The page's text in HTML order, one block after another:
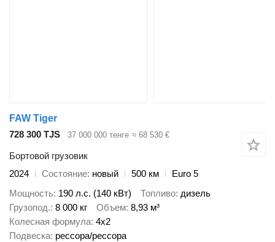
FAW Tiger
728 300 TJS
37 000 000 тенге ≈ 68 530 €
Бортовой грузовик
2024
Состояние новый 500 км
Euro 5
Мощность 190 л.с. (140 кВт) Топливо дизель
Грузопод. 8 000 кг Объем 8,93 м³
Колесная формула 4x2
Подвеска рессора/рессора